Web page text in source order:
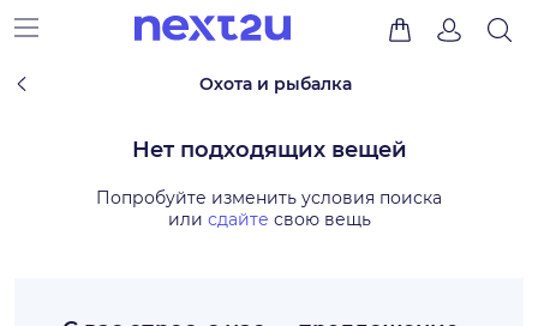
Охота и рыбалка
Нет подходящих вещей
Попробуйте изменить условия поиска
или сдайте свою вещь